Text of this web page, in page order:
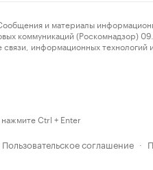
и материалы
коммуникаций (Роскомнадзор)
информационных
Ctrl + Enter
Пользовательское соглашение ·